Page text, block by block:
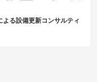
る設備更新コンサルティ